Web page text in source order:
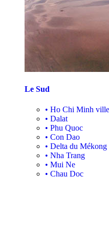
Le Sud
• Ho Chi Minh ville
• Dalat
• Phu Quoc
• Con Dao
• Delta du Mékong
• Nha Trang
• Mui Ne
• Chau Doc